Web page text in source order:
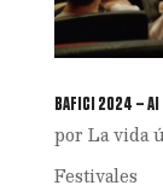
BAFICI 2024 –
por La vida
Festivales